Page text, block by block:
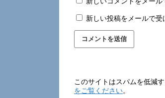
新しい投稿をメールで受
このサイトはスパムを低減
をご覧ください。